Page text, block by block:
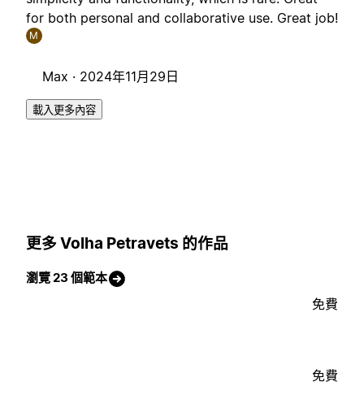
for both personal and collaborative use. Great job!
M
Max · 2024年11月29日
載入更多內容
更多 Volha Petravets 的作品
瀏覽 23 個範本
免費
免費